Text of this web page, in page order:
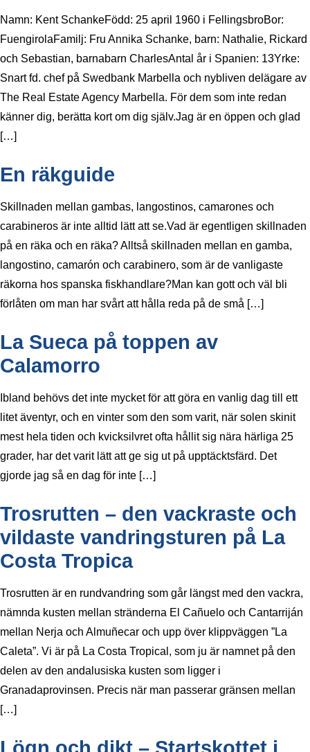
Namn: Kent SchankeFödd: 25 april 1960 i FellingsbroBor:
FuengirolaFamilj: Fru Annika Schanke, barn: Nathalie, Rickard
och Sebastian, barnabarn CharlesAntal år i Spanien: 13Yrke:
Snart fd. chef på Swedbank Marbella och nybliven delägare av
The Real Estate Agency Marbella. För dem som inte redan
känner dig, berätta kort om dig själv.Jag är en öppen och glad
[…]
En räkguide
Skillnaden mellan gambas, langostinos, camarones och
carabineros är inte alltid lätt att se.Vad är egentligen skillnaden
på en räka och en räka? Alltså skillnaden mellan en gamba,
langostino, camarón och carabinero, som är de vanligaste
räkorna hos spanska fiskhandlare?Man kan gott och väl bli
förlåten om man har svårt att hålla reda på de små […]
La Sueca på toppen av
Calamorro
Ibland behövs det inte mycket för att göra en vanlig dag till ett
litet äventyr, och en vinter som den som varit, när solen skinit
mest hela tiden och kvicksilvret ofta hållit sig nära härliga 25
grader, har det varit lätt att ge sig ut på upptäcktsfärd. Det
gjorde jag så en dag för inte […]
Trosrutten – den vackraste och
vildaste vandringsturen på La
Costa Tropica
Trosrutten är en rundvandring som går längst med den vackra,
nämnda kusten mellan stränderna El Cañuelo och Cantarriján
mellan Nerja och Almuñecar och upp över klippväggen ”La
Caleta”. Vi är på La Costa Tropical, som ju är namnet på den
delen av den andalusiska kusten som ligger i
Granadaprovinsen. Precis när man passerar gränsen mellan
[…]